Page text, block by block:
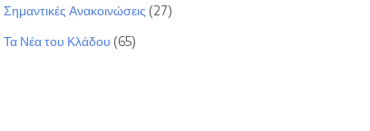
Σημαντικές Ανακοινώσεις (27)
Τα Νέα του Κλάδου (65)